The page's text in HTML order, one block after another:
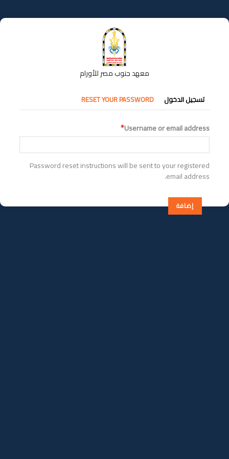
إلى
المحتوى
معهد جنوب مصر للأورام
التبويبات
الأساسية
تسجيل الدخول RESET YOUR PASSWORD
Username or email address
Password reset instructions will be sent to your registered
email address.